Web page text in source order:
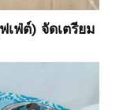
เฟ่ต์) จัดเตรียม